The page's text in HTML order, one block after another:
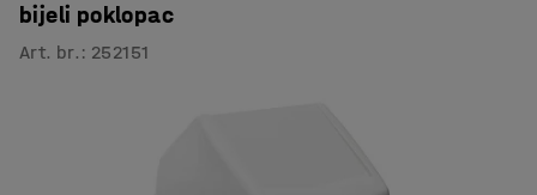
bijeli poklopac
Art. br. : 252151